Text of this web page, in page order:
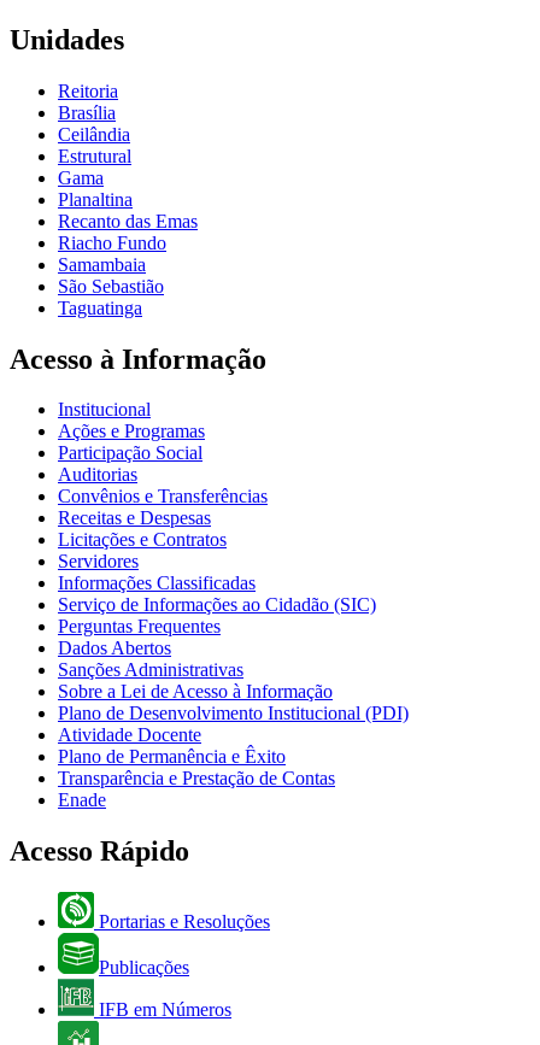
Unidades
Reitoria
Brasília
Ceilândia
Estrutural
Gama
Planaltina
Recanto das Emas
Riacho Fundo
Samambaia
São Sebastião
Taguatinga
Acesso à Informação
Institucional
Ações e Programas
Participação Social
Auditorias
Convênios e Transferências
Receitas e Despesas
Licitações e Contratos
Servidores
Informações Classificadas
Serviço de Informações ao Cidadão (SIC)
Perguntas Frequentes
Dados Abertos
Sanções Administrativas
Sobre a Lei de Acesso à Informação
Plano de Desenvolvimento Institucional (PDI)
Atividade Docente
Plano de Permanência e Êxito
Transparência e Prestação de Contas
Enade
Acesso Rápido
Portarias e Resoluções
Publicações
IFB em Números